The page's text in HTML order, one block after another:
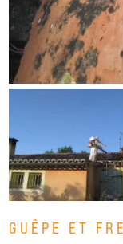
GUÊPE ET